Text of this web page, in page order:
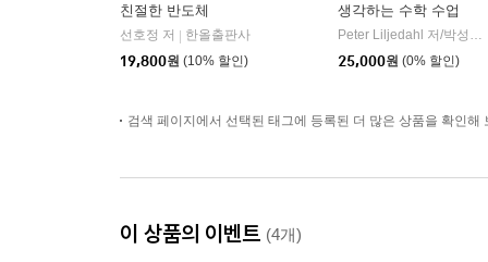
친절한 반도체
선호정 저
한올출판사
19,800원 (10% 할인)
생각하는 수학 수업
Peter Liljedahl 저/박성선 역
25,000원 (0% 할인)
검색 페이지에서 선택된 태그에 등록된 더 많은 상품을 확인해
이 상품의 이벤트 (4개)